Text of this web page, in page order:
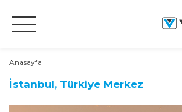
Anasayfa
İstanbul, Türkiye Merkez